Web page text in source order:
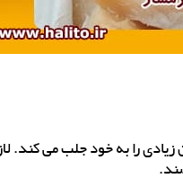
زیادی را به خود جلب می کند.